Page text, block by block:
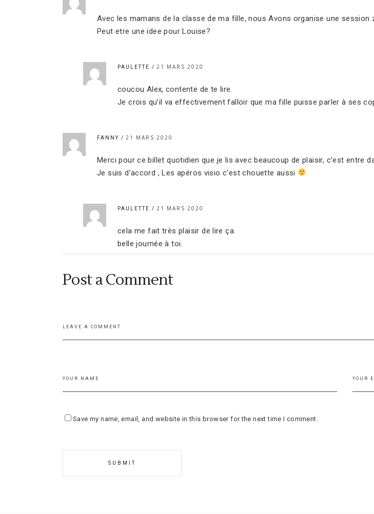
Avec les mamans de la classe de ma fille, nous Avons organise une
Peut etre une idee pour Louise?
PAULETTE 21 MARS 2020
coucou Alex, contente de te lire.
Je crois qu’il va effectivement falloir que ma fille puisse parler à ses
FANNY 21 MARS 2020
Merci pour ce billet quotidien que je lis avec beaucoup de plaisir, c’est entre
Je suis d’accord , Les apéros visio c’est chouette aussi
PAULETTE 21 MARS 2020
cela me fait très plaisir de lire ça.
belle journée à toi.
Post a Comment
Save my name, email, and website in this browser for the next time I comment.